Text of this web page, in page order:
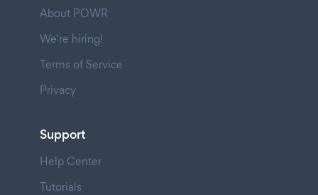
About POWR
We're hiring!
Terms of Service
Privacy
Support
Help Center
Tutorials